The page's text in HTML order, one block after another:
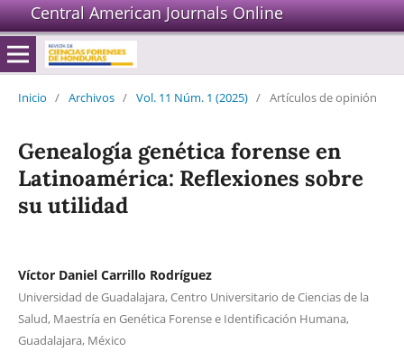
Central American Journals Online
Inicio / Archivos / Vol. 11 Núm. 1 (2025) / Artículos de opinión
Genealogía genética forense en
Latinoamérica: Reflexiones sobre
su utilidad
Víctor Daniel Carrillo Rodríguez
Universidad de Guadalajara, Centro Universitario de Ciencias de la
Salud, Maestría en Genética Forense e Identificación Humana,
Guadalajara, México